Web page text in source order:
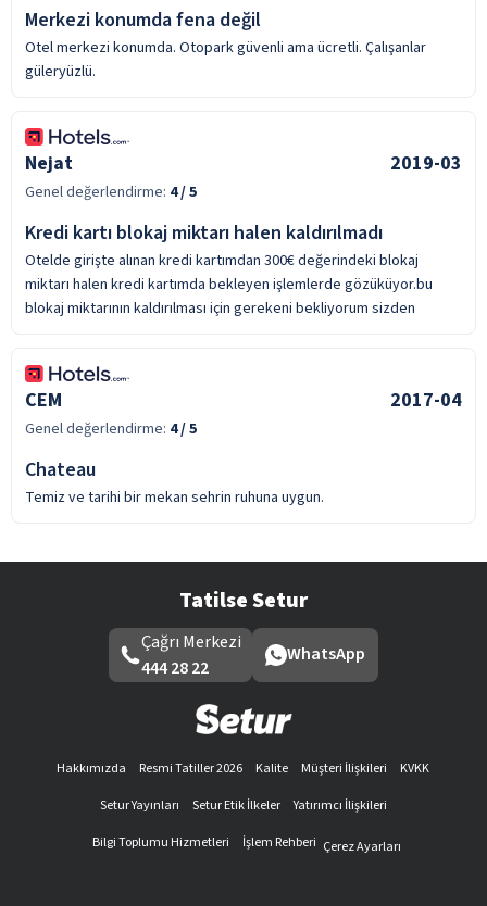
Merkezi konumda fena değil
Otel merkezi konumda. Otopark güvenli ama ücretli. Çalışanlar
güleryüzlü.
Nejat 2019-03
Genel değerlendirme: 4/ 5
Kredi kartı blokaj miktarı halen kaldırılmadı
Otelde girişte alınan kredi kartımdan 300€ değerindeki blokaj
miktarı halen kredi kartımda bekleyen işlemlerde gözüküyor.bu
blokaj miktarının kaldırılması için gerekeni bekliyorum sizden
CEM 2017-04
Genel değerlendirme: 4/ 5
Chateau
Temiz ve tarihi bir mekan sehrin ruhuna uygun.
Tatilse Setur
Çağrı Merkezi
444 28 22
WhatsApp
Hakkımızda Resmi Tatiller 2026 Kalite Müşteri İlişkileri
KVKK
Setur Yayınları
Setur Etik İlkeler
Yatırımcı İlişkileri
Bilgi Toplumu Hizmetleri
İşlem Rehberi Çerez Ayarları